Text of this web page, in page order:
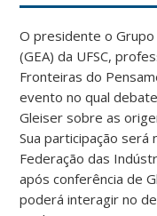
O presidente o
(GEA) da UFSC,
Fronteiras do
evento no qual
Gleiser sobre as
Sua participação será
Federação das
após conferência de
poderá interagir no